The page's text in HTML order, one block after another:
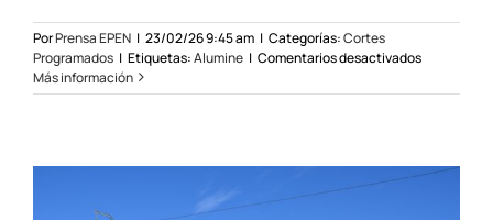
PorPrensa EPEN | 23/02/26 9:45 am | Categorías:Cortes
Programados | Etiquetas:Alumine | Comentarios desactivadosen
Aluminé
Más información